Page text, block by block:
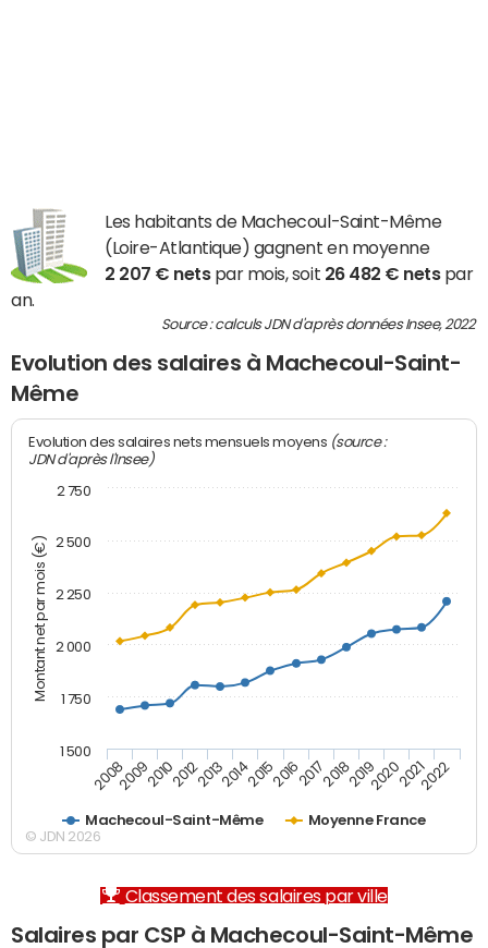
Les habitants de Machecoul-Saint-Même
(Loire-Atlantique) gagnent en moyenne
2 207 € netspar mois, soit 26 482 € netspar
an.
Source : calculs JDN d'après données Insee, 2022
Evolution des salaires à Machecoul-Saint-
Même
Montant net par mois (€)
Evolution des salaires nets mensuels moyens (source :
JDN d'après l'Insee)
Machecoul-Saint-Même Moyenne France
20082009201020122013201420152016201720182019202020212022
1 500
1 750
2 000
2 250
2 500
2 750
© JDN 2026
Classement des salaires par ville
Salaires par CSP à Machecoul-Saint-Même